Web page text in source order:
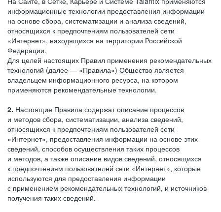
информационные технологии предоставления информации
на основе сбора, систематизации и анализа сведений,
относящихся к предпочтениям пользователей сети
«Интернет», находящихся на территории Российской
Федерации.
Для целей настоящих Правил применения рекомендательных
технологий (далее — «Правила») Общество является
владельцем информационного ресурса, на котором
применяются рекомендательные технологии.
2. Настоящие Правила содержат описание процессов
и методов сбора, систематизации, анализа сведений,
относящихся к предпочтениям пользователей сети
«Интернет», предоставления информации на основе этих
сведений, способов осуществления таких процессов
и методов, а также описание видов сведений, относящихся
к предпочтениям пользователей сети «Интернет», которые
используются для предоставления информации
с применением рекомендательных технологий, и источников
получения таких сведений.